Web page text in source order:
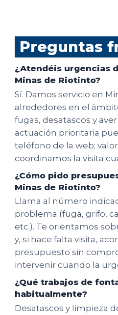
Preguntas
¿Atendéis urgencias
Minas de Riotinto?
Sí. Damos servicio en
alrededores en el
fugas, desatascos y
actuación prioritaria
teléfono de la web;
coordinamos la visita
¿Cómo pido
Minas de Riotinto?
Llama al número
problema (fuga, grifo,
etc.). Te orientamos
y, si hace falta visita,
presupuesto sin
intervenir cuando la
¿Qué trabajos de
habitualmente?
Desatascos y limpieza